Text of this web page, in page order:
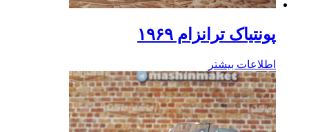
پونتیاک ترانزام ۱۹۶۹
اطلاعات بیشتر